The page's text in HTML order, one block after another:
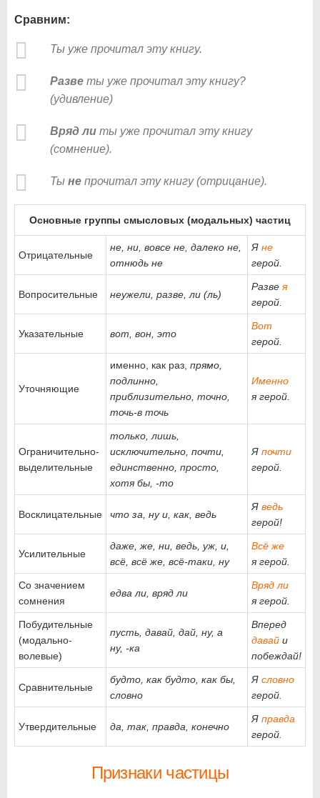
Сравним:
Ты уже прочитал эту книгу.
Разве ты уже прочитал эту книгу?
(удивление)
Вряд ли ты уже прочитал эту книгу
(сомнение).
Ты не прочитал эту книгу (отрицание).
Основные группы смысловых (модальных) частиц
Отрицательные
не, ни, вовсе не, далеко не,
отнюдь не
Я не
герой.
Вопросительные неужели, разве, ли (ль)
Разве я
герой.
Указательные вот, вон, это
Вот
герой.
Уточняющие
именно, как раз, прямо,
подлинно,
приблизительно, точно,
точь-в точь
Именно
я герой.
Ограничительно-
выделительные
только, лишь,
исключительно, почти,
единственно, просто,
хотя бы, -то
Я почти
герой.
Восклицательные что за, ну и, как, ведь
Я ведь
герой!
Усилительные
даже, же, ни, ведь, уж, и,
всё, всё же, всё-таки, ну
Всё же
я герой.
Со значением
сомнения
едва ли, вряд ли
Вряд ли
я герой.
Побудительные
(модально-
волевые)
пусть, давай, дай, ну, а
ну, -ка
Вперед
давай и
побеждай!
Сравнительные
будто, как будто, как бы,
словно
Я словно
герой.
Утвердительные да, так, правда, конечно
Я правда
герой.
Признаки частицы